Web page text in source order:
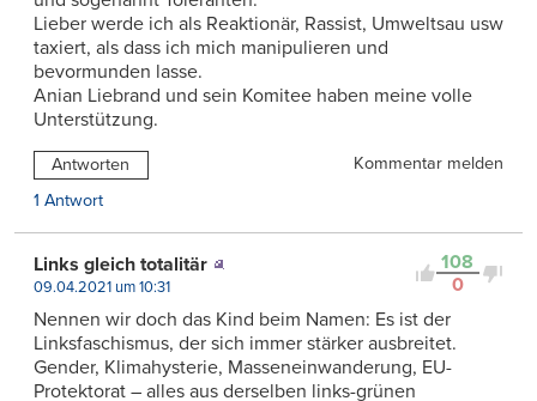
Lieber werde ich als Reaktionär, Rassist, Umweltsau usw
taxiert, als dass ich mich manipulieren und
bevormunden lasse.
Anian Liebrand und sein Komitee haben meine volle
Unterstützung.
Antworten
Kommentar melden
1 Antwort
108
0
Links gleich totalitär
09.04.2021 um 10:31
Nennen wir doch das Kind beim Namen: Es ist der
Linksfaschismus, der sich immer stärker ausbreitet.
Gender, Klimahysterie, Masseneinwanderung, EU-
Protektorat – alles aus derselben links-grünen